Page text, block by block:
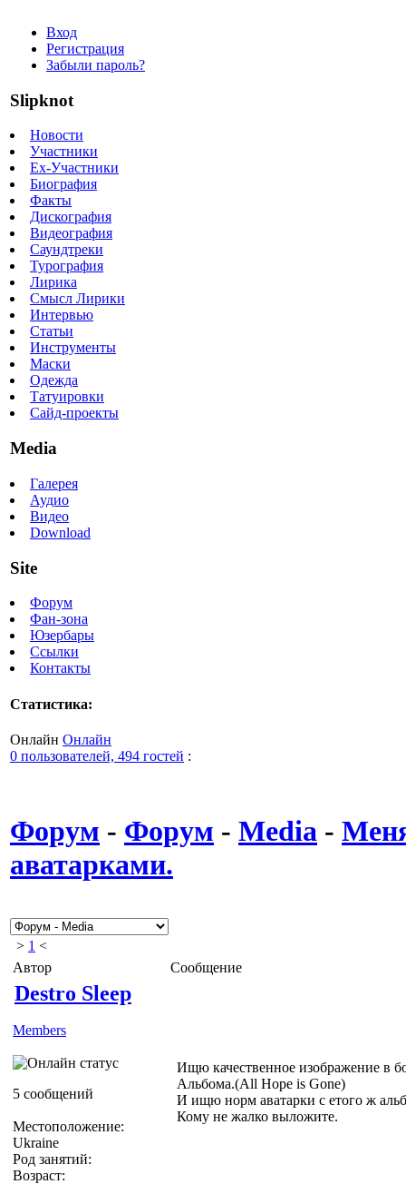
Вход
Регистрация
Забыли пароль?
Slipknot
Новости
Участники
Ex-Участники
Биография
Факты
Дискография
Видеография
Саундтреки
Турография
Лирика
Смысл Лирики
Интервью
Статьи
Инструменты
Маски
Одежда
Татуировки
Сайд-проекты
Media
Галерея
Аудио
Видео
Download
Site
Форум
Фан-зона
Юзербары
Ссылки
Контакты
Статистика:
Онлайн Онлайн
0 пользователей, 494 гостей :
Форум - Форум - Media -
аватарками.
> 1 <
Автор
Сообщение
Destro Sleep
Members
5 сообщений
Местоположение:
Ukraine
Род занятий:
Возраст:
Ищю качественное изображение в
Альбома.(All Hope is Gone)
И ищю норм аватарки с етого ж
Кому не жалко выложите.